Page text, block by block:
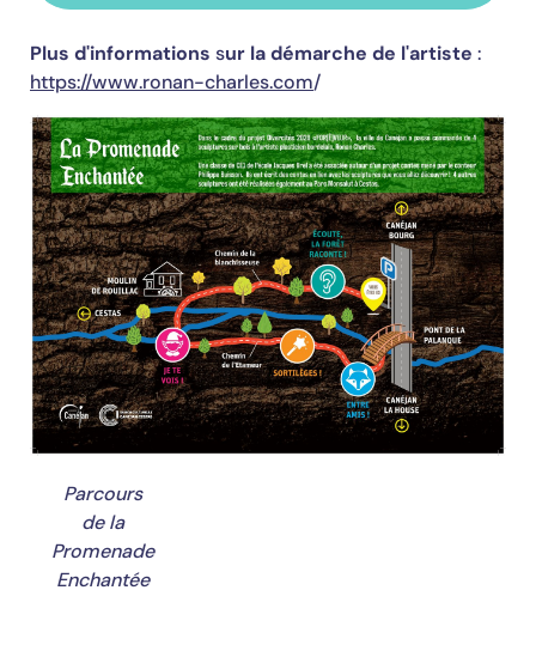
Plus d'informations sur la démarche de l'artiste :
https://www.ronan-charles.com/
Parcours
de la
Promenade
Enchantée